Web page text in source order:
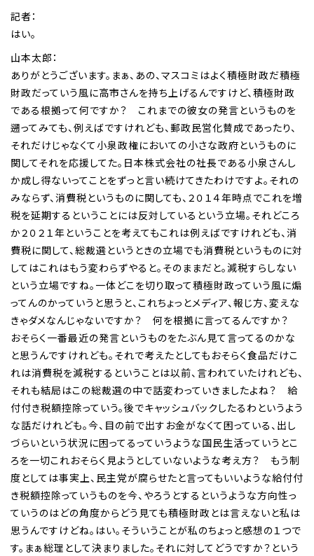
記者：
はい。
山本太郎：
ありがとうございます。まぁ、あの、マスコミはよく積極財政だ積極
財政だっていう風に高市さんを持ち上げるんですけど、積極財政
である根拠って何ですか？ これまでの彼女の発言というものを
遡ってみても、例えばですけれども、郵政民営化賛成であったり、
それだけじゃなくて小泉政権においての小さな政府というものに
関してそれを応援してた。日本株式会社の社長である小泉さんし
か成し得ないってことをずっと言い続けてきたわけですよ。それの
みならず、消費税というものに関しても、２０１４年時点でこれを増
税を延期するということには反対しているという立場。それどころ
か２０２１年ということを考えてもこれは例えばですけれども、消
費税に関して、総裁選というときの立場でも消費税というものに対
してはこれはもう変わらずやると。そのままだと。減税すらしない
という立場ですね。一体どこを切り取って積極財政っていう風に煽
ってんのかっていうと思うと、これちょっとメディア、報じ方、変えな
きゃダメなんじゃないですか？ 何を根拠に言ってるんですか？
おそらく一番最近の発言というものをたぶん見て言ってるのかな
と思うんですけれども。それで考えたとしてもおそらく食品だけこ
れは消費税を減税するということは以前、言われていたけれども、
それも結局はこの総裁選の中で話変わっていきましたよね？ 給
付付き税額控除っていう。後でキャッシュバックしたるわというよう
な話だけれども。今、目の前で出すお金がなくて困っている、出し
づらいという状況に困ってるっていうような国民生活っていうとこ
ろを一切これおそらく見ようとしていないような考え方？ もう制
度としては事実上、民主党が腐らせたと言ってもいいような給付付
き税額控除っていうものを今、やろうとするというような方向性っ
ていうのはどの角度からどう見ても積極財政とは言えないと私は
思うんですけどね。はい。そういうことが私のちょっと感想の１つで
す。まぁ総理として決まりました。それに対してどうですか？という